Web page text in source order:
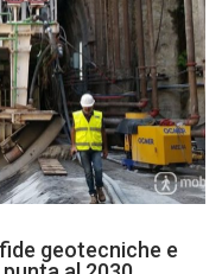
geotecniche e